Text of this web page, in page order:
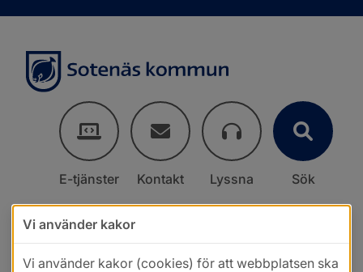
E-tjänster Kontakt Lyssna Sök
Vi använder kakor
Vi använder kakor (cookies) för att webbplatsen ska